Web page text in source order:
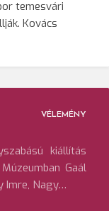
temesvári
Kovács
VÉLEMÉNY
kiállítás
Gaál
Imre, Nagy…